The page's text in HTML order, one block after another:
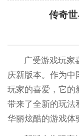
传奇
广受游戏玩家
庆新版本。作为中
玩家的喜爱，它的
带来了全新的玩法
华丽炫酷的游戏体